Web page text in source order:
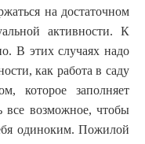
на достаточном
активности. К
В этих случаях надо
как работа в саду
которое заполняет
все возможное, чтобы
одиноким. Пожилой